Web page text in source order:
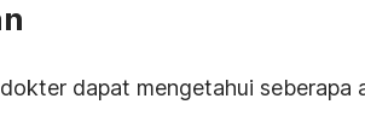
dapat mengetahui seberapa